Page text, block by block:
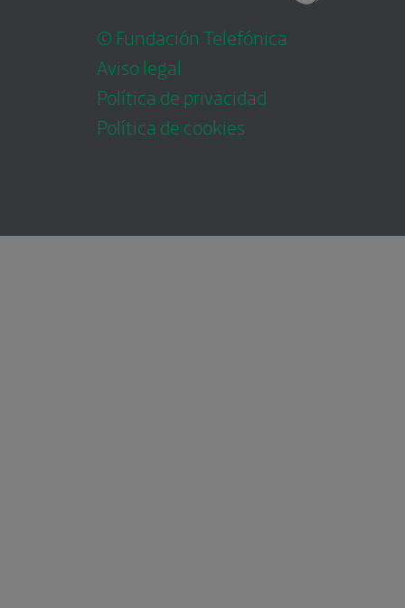
© Fundación Telefónica
Aviso legal
Política de privacidad
Política de cookies